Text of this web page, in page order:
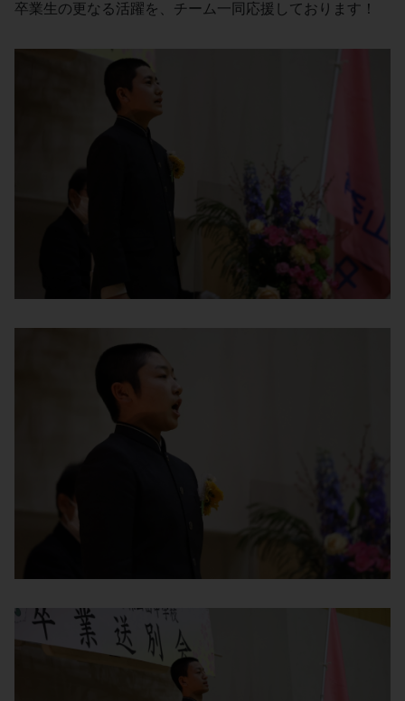
卒業生の更なる活躍を、チーム一同応援しております！